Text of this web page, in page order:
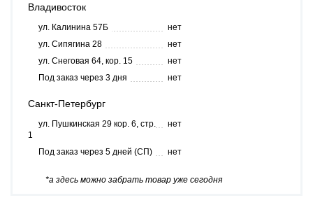
Владивосток
ул. Калинина 57Б
нет
ул. Сипягина 28
нет
ул. Снеговая 64, кор. 15
нет
Под заказ через 3 дня
нет
Санкт-Петербург
ул. Пушкинская 29 кор. 6, стр.
1
нет
Под заказ через 5 дней (СП) нет
*а здесь можно забрать товар уже сегодня